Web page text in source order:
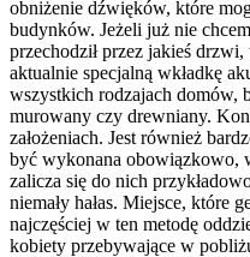
obniżenie dźwięków, które
budynków. Jeżeli już nie
przechodził przez jakieś
aktualnie specjalną wkładkę
wszystkich rodzajach domów,
murowany czy drewniany.
założeniach. Jest również
być wykonana obowiązkowo,
zalicza się do nich
niemały hałas. Miejsce, które
najczęściej w ten metodę
kobiety przebywające w